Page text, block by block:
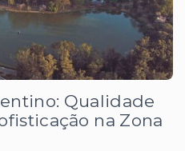
Qualidade
na Zona